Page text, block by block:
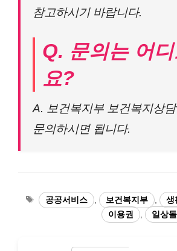
참고하시기 바랍니다.
Q. 문의는 어
요?
A. 보건복지부 보건복지상
문의하시면 됩니다.
태
그
공공서비스 보건복지부 생
이용권
일상